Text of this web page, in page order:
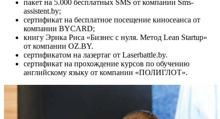
пакет на 5.000 бесплатных SMS от компании Sms-
assistent.by;
сертификат на бесплатное посещение киносеанса от
компании BYCARD;
книгу Эрика Риса «Бизнес с нуля. Метод Lean Startup»
от компании OZ.BY.
сертификатом на лазертаг от Laserbattle.by.
сертификат на прохождение курсов по обучению
английскому языку от компании «ПОЛИГЛОТ».